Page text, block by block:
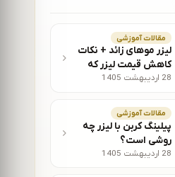
مقالات آموزشی
لیزر موهای زائد + نکات
کاهش قیمت لیزر که
باید بدانید!
28 اردیبهشت 1405
مقالات آموزشی
پیلینگ کربن با لیزر چه
روشی است؟
28 اردیبهشت 1405